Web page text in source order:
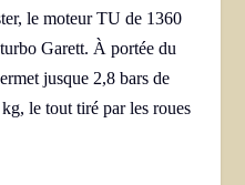
le moteur TU de 1360
Garett. À portée du
jusque 2,8 bars de
le tout tiré par les roues